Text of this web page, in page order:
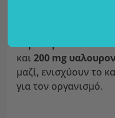
και200 mg
μαζί, ενισχύουν το
για τον οργανισμό.